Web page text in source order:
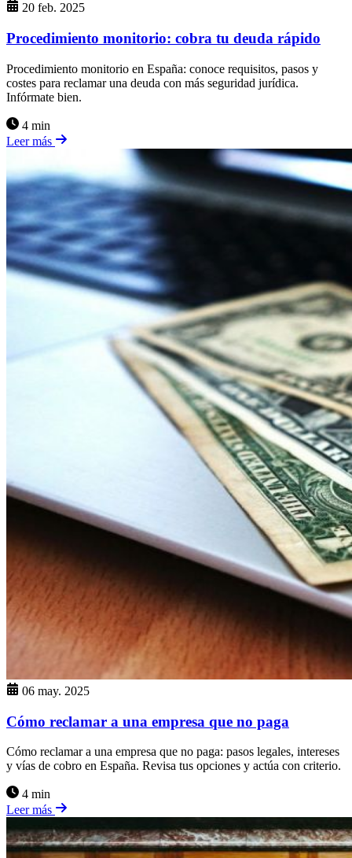
20 feb. 2025
Procedimiento monitorio: cobra tu deuda rápido
Procedimiento monitorio en España: conoce requisitos, pasos y
costes para reclamar una deuda con más seguridad jurídica.
Infórmate bien.
4 min
Leer más
06 may. 2025
Cómo reclamar a una empresa que no paga
Cómo reclamar a una empresa que no paga: pasos legales, intereses
y vías de cobro en España. Revisa tus opciones y actúa con criterio.
4 min
Leer más